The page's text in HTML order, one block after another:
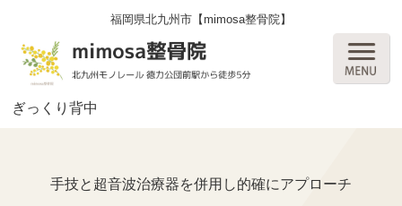
福岡県北九州市【mimosa整骨院】
ぎっくり背中
手技と超音波治療器を併用し的確にアプローチ